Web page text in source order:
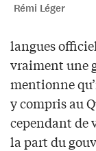
Rémi Léger
langues
vraiment une
mentionne
y compris au
cependant de
la part du